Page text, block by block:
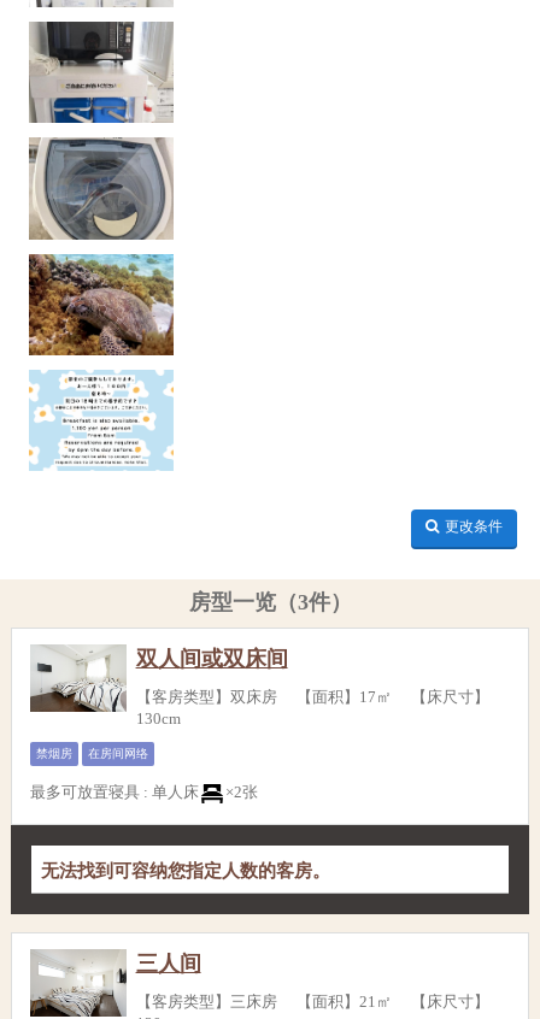
更改条件
房型一览（3件）
双人间或双床间
【客房类型】双床房 【面积】17㎡ 【床尺寸】
130cm
禁烟房 在房间网络
最多可放置寝具 : 单人床 ×2张
无法找到可容纳您指定人数的客房。
三人间
【客房类型】三床房 【面积】21㎡ 【床尺寸】